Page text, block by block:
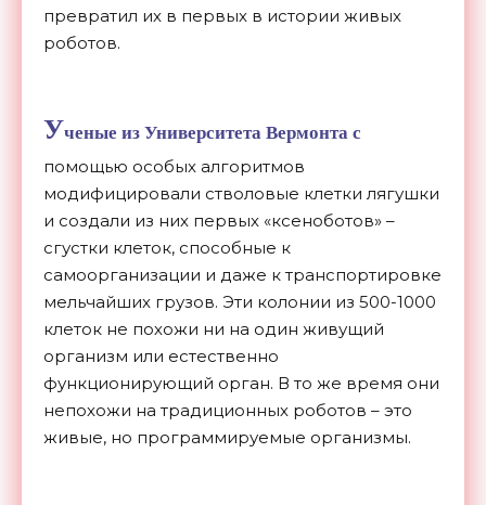
превратил их в первых в истории живых
роботов.
Ученые из Университета Вермонта с
помощью особых алгоритмов
модифицировали стволовые клетки лягушки
и создали из них первых «ксеноботов» –
сгустки клеток, способные к
самоорганизации и даже к транспортировке
мельчайших грузов. Эти колонии из 500-1000
клеток не похожи ни на один живущий
организм или естественно
функционирующий орган. В то же время они
непохожи на традиционных роботов – это
живые, но программируемые организмы.